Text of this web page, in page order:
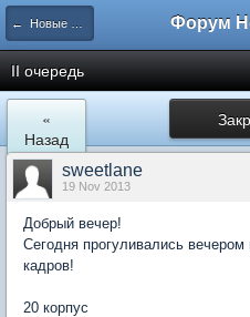
← Новые Водники
II очередь
«
Назад
sweetlane
19 Nov 2013
Добрый вечер!
Сегодня прогуливались
кадров!
20 корпус